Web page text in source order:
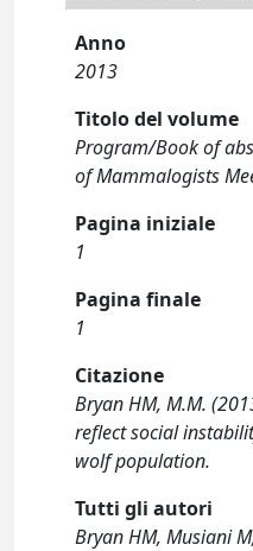
Anno
2013
Titolo del volume
Program/Book of
of Mammalogists
Pagina iniziale
1
Pagina finale
1
Citazione
Bryan HM, M.M.
reflect social
wolf population.
Tutti gli autori
Bryan HM, Musiani